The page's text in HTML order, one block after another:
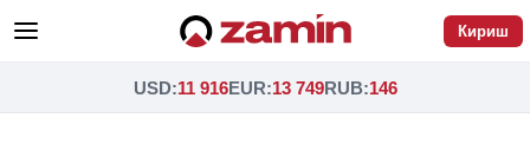
Кириш
USD:11 916EUR:13 749RUB:146